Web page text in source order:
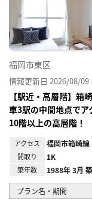
福岡市東区
情報更新日 2026/08/09
【駅近・高層階】
車3駅の中間地点で
10階以上の高層階！
アクセス 福岡市箱崎
間取り 1K
築年数 1988年 3月 築
プラン名・期間